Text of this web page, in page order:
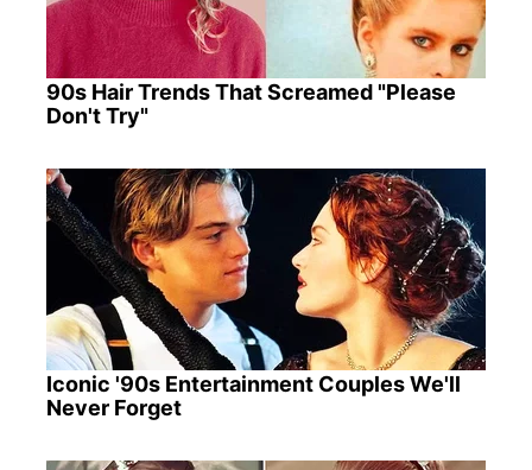
90s Hair Trends That Screamed "Please
Don't Try"
Iconic '90s Entertainment Couples We'll
Never Forget